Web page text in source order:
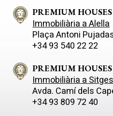
a la primera suite, disposa
saló amb sortida a un jardí
una cuina i una habitació
un bany complet. A la
planta, es troben dos
un saló amb sortida a un
per a la cuina, una habitació
amb dutxa. A la tercera
hi ha dos apartaments més
cadascun per una habitació
PREMIUM
Immobiliària a Alella
Plaça Antoni
+34 93 540 22 22
PREMIUM HOUSES
Immobiliària a
Avda. Camí­ dels
+34 93 809 72 40